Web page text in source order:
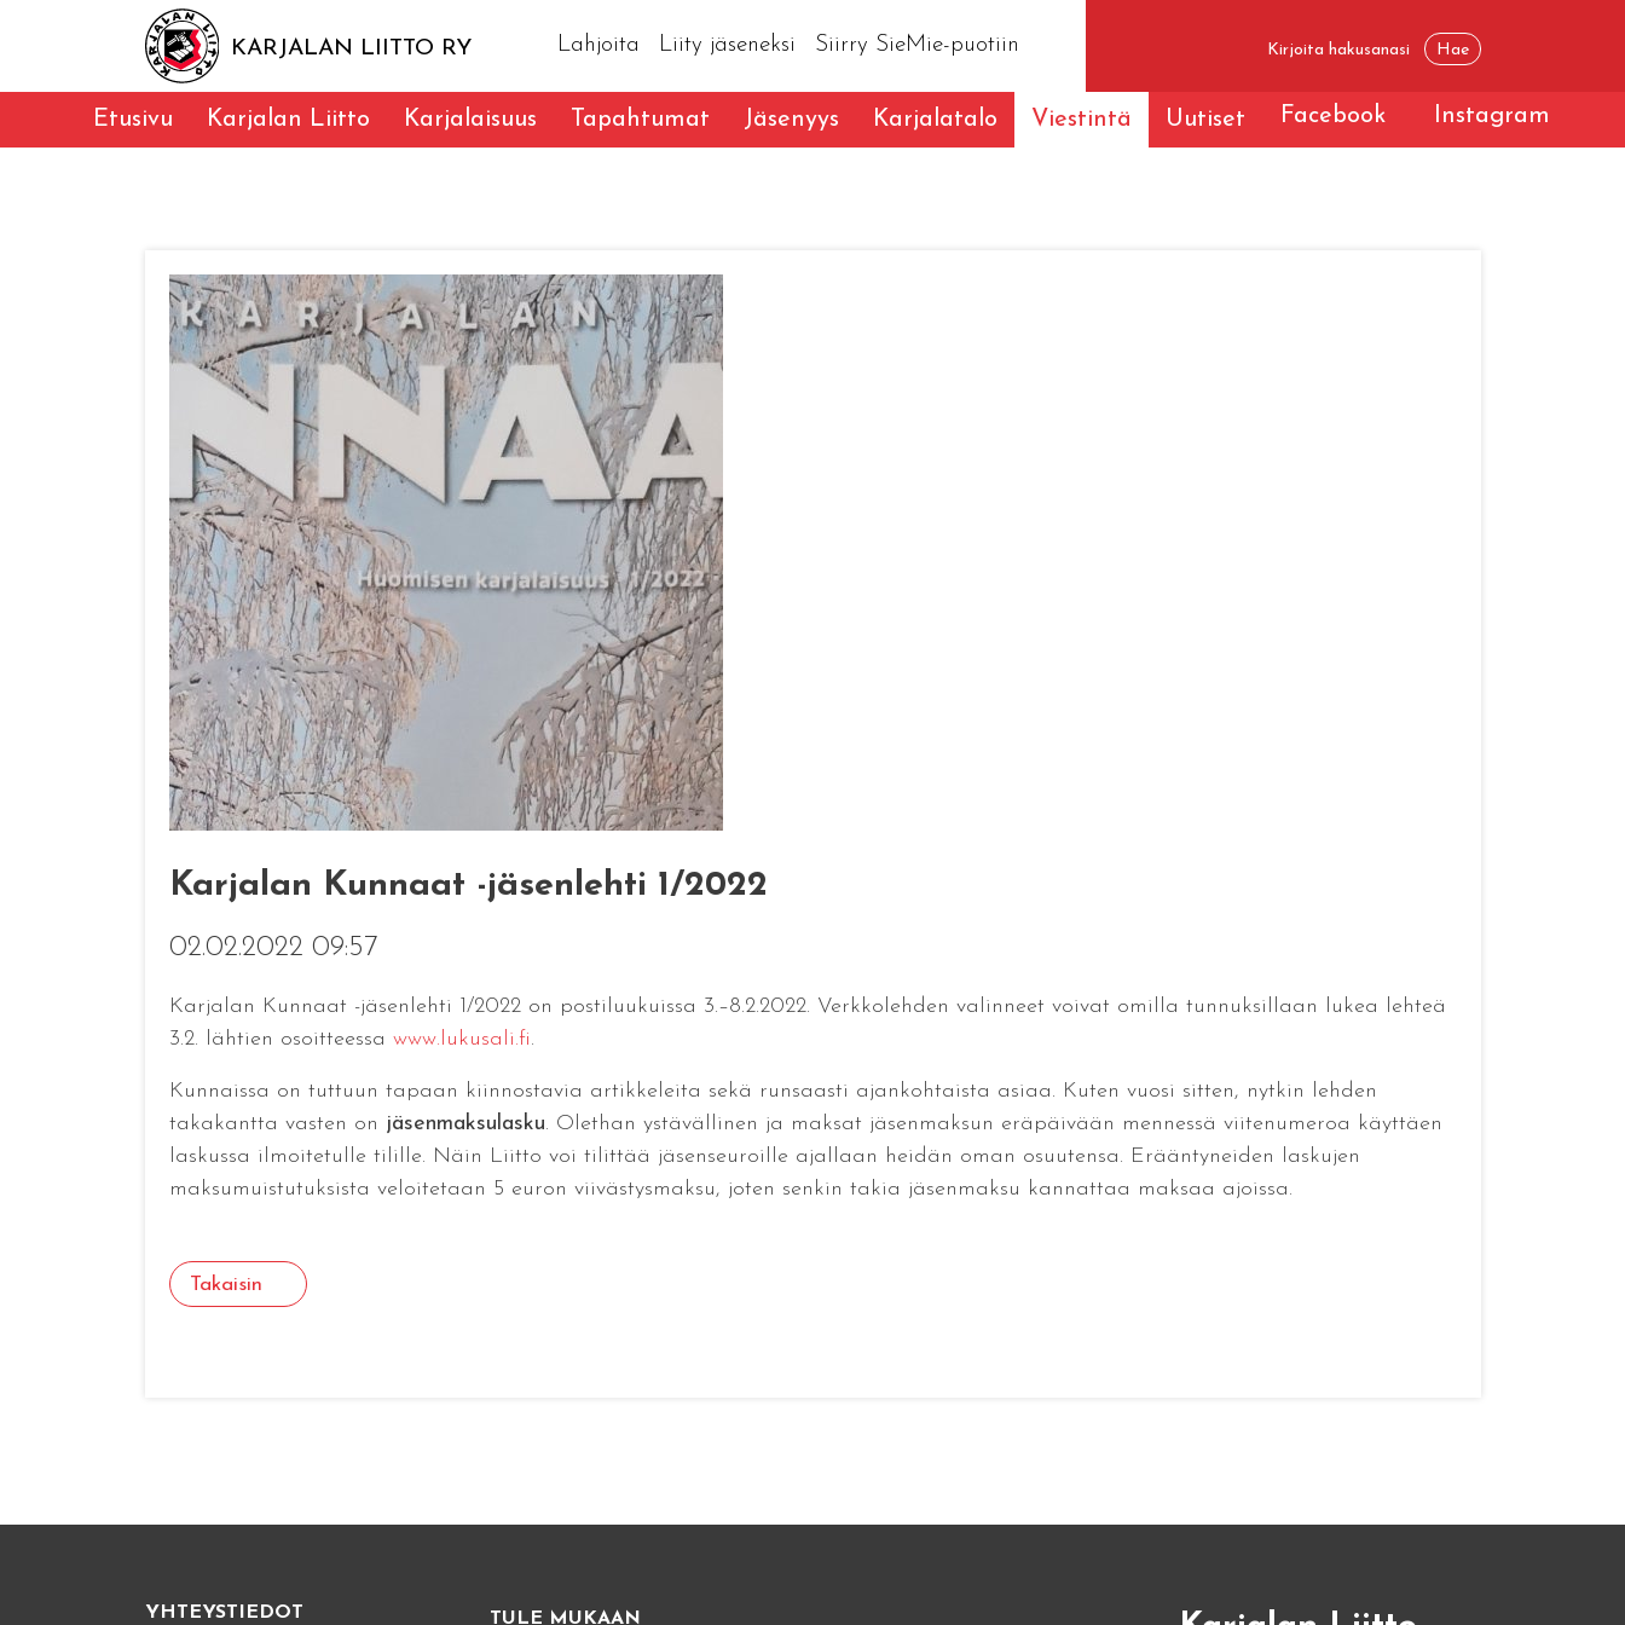
KARJALAN LIITTO RY Lahjoita Liity jäseneksi Siirry SieMie-puotiin
Etusivu Karjalan Liitto Karjalaisuus Tapahtumat Jäsenyys Karjalatalo Viestintä Uutiset Facebook Instagram
Karjalan Kunnaat -jäsenlehti 1/2022
02.02.2022 09:57
Karjalan Kunnaat -jäsenlehti 1/2022 on postiluukuissa 3.–8.2.2022. Verkkolehden valinneet voivat omilla tunnuksillaan lukea lehteä
3.2. lähtien osoitteessa www.lukusali.fi.
Kunnaissa on tuttuun tapaan kiinnostavia artikkeleita sekä runsaasti ajankohtaista asiaa. Kuten vuosi sitten, nytkin lehden
takakantta vasten on jäsenmaksulasku. Olethan ystävällinen ja maksat jäsenmaksun eräpäivään mennessä viitenumeroa käyttäen
laskussa ilmoitetulle tilille. Näin Liitto voi tilittää jäsenseuroille ajallaan heidän oman osuutensa. Erääntyneiden laskujen
maksumuistutuksista veloitetaan 5 euron viivästysmaksu, joten senkin takia jäsenmaksu kannattaa maksaa ajoissa.
Takaisin
YHTEYSTIEDOT TULE MUKAAN